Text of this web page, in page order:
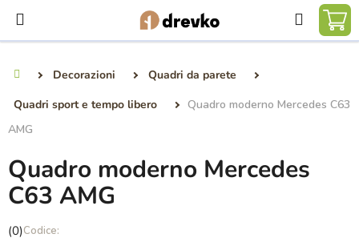
contenuto
Ricerca
Decorazioni
Quadri da parete
Quadri sport e tempo libero
Quadro moderno Mercedes C63
AMG
Quadro moderno Mercedes
C63 AMG
La
(0)